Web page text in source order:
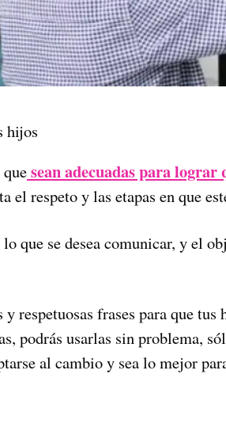
hijos
sean adecuadas para lograr
el respeto y las etapas en que
que se desea comunicar, y el
respetuosas frases para que tus
podrás usarlas sin problema,
al cambio y sea lo mejor